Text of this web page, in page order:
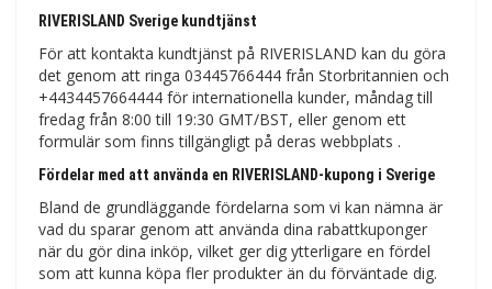
RIVERISLAND Sverige kundtjänst
För att kontakta kundtjänst på RIVERISLAND kan du göra
det genom att ringa 03445766444 från Storbritannien och
+4434457664444 för internationella kunder, måndag till
fredag ​​från 8:00 till 19:30 GMT/BST, eller genom ett
formulär som finns tillgängligt på deras webbplats .
Fördelar med att använda en RIVERISLAND-kupong i Sverige
Bland de grundläggande fördelarna som vi kan nämna är
vad du sparar genom att använda dina rabattkuponger
när du gör dina inköp, vilket ger dig ytterligare en fördel
som att kunna köpa fler produkter än du förväntade dig.